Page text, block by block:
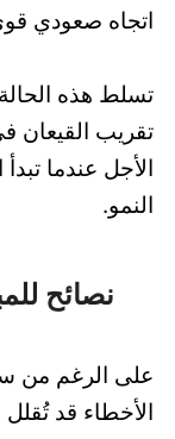
اتجاه صعودي
تسلط هذه
تقريب القيعان
الأجل عندما
النمو.
نصائح
على الرغم من
الأخطاء قد